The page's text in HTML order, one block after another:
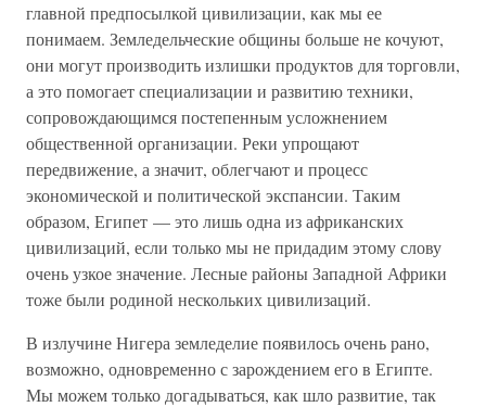
главной предпосылкой цивилизации, как мы ее
понимаем. Земледельческие общины больше не кочуют,
они могут производить излишки продуктов для торговли,
а это помогает специализации и развитию техники,
сопровождающимся постепенным усложнением
общественной организации. Реки упрощают
передвижение, а значит, облегчают и процесс
экономической и политической экспансии. Таким
образом, Египет — это лишь одна из африканских
цивилизаций, если только мы не придадим этому слову
очень узкое значение. Лесные районы Западной Африки
тоже были родиной нескольких цивилизаций.
В излучине Нигера земледелие появилось очень рано,
возможно, одновременно с зарождением его в Египте.
Мы можем только догадываться, как шло развитие, так